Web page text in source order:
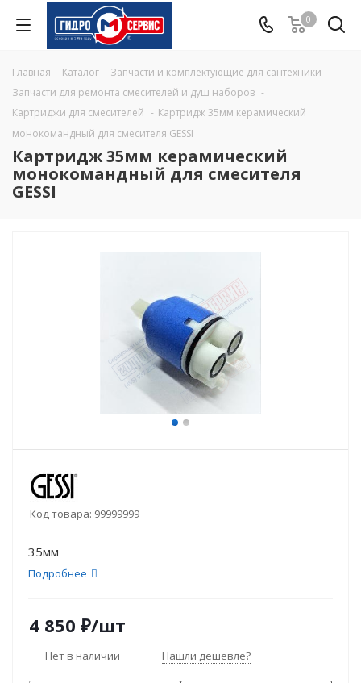
0
Главная - Каталог - Запчасти и комплектующие для сантехники -
Запчасти для ремонта смесителей и душ наборов -
Картриджи для смесителей - Картридж 35мм керамический
монокомандный для смесителя GESSI
Картридж 35мм керамический
монокомандный для смесителя
GESSI
Код товара: 99999999
35мм
Подробнее
4 850 ₽/шт
Нет в наличии Нашли дешевле?